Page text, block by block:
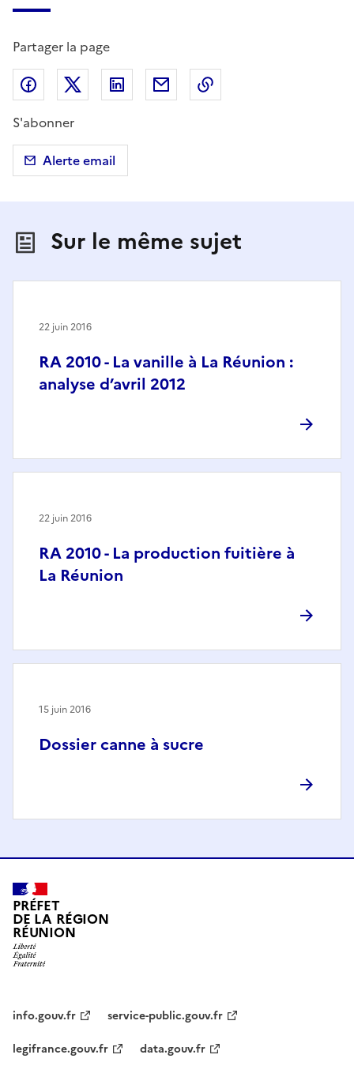
Partager la page
Partager sur Facebook
Partager sur X (anciennement Twitter)
Partager sur LinkedIn
Partager par email
S'abonner
Alerte email
Sur le même sujet
RA 2010 - La vanille à La Réunion :
analyse d’avril 2012
22 juin 2016
RA 2010 - La production fuitière à
La Réunion
22 juin 2016
Dossier canne à sucre
15 juin 2016
PRÉFET
DE LA RÉGION
RÉUNION
info.gouv.fr
service-public.gouv.fr
legifrance.gouv.fr
data.gouv.fr